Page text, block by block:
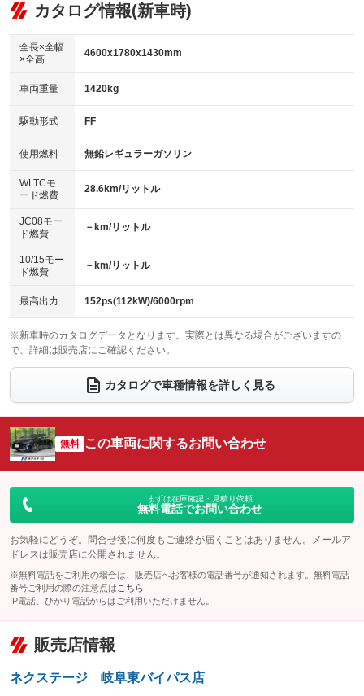
リフトアップ
：装備なし
：装備なし
パワーウィンドウ
アイドリングストップ
：装備なし
USB入力端子
：装備あり
100V電源
：装備なし
センターデフロック
：装備なし
電動格納ミラー
：装備あり
ビジュアル
：装備なし
：装備あり
革シート
キーレス
HID(キセノンライト)
：装備なし
バックカメラ
：装備あり
エアロ
：装備なし
：装備なし
パワーシート
ベンチシート
：装備なし
チップアップシート
：装備なし
：装備なし ：装備あり
ウォークスルー
：装備なし
電動リアゲート フロントカメラ
：装備あり
：装備あり ：装備あり
サイドカメラ
：装備あり ルーフレール
：装備なし
：装備なし
：装備なし
カタログ情報(新車時)
全長×全幅
×全高
4600x1780x1430mm
車両重量 1420kg
駆動形式 FF
使用燃料 無鉛レギュラーガソリン
WLTCモ
ード燃費
28.6km/リットル
JC08モー
ド燃費
－km/リットル
10/15モー
ド燃費
－km/リットル
最高出力 152ps(112kW)/6000rpm
※新車時のカタログデータとなります。実際とは異なる場合がございますの
で、詳細は販売店にご確認ください。
カタログで車種情報を詳しく見る
無料 この車両に関するお問い合わせ
まずは在庫確認・見積り依頼
無料電話でお問い合わせ
お気軽にどうぞ。問合せ後に何度もご連絡が届くことはありません。メールア
ドレスは販売店に公開されません。
※無料電話をご利用の場合は、販売店へお客様の電話番号が通知されます。無料電話
番号ご利用の際の注意点は こちら
IP電話、ひかり電話からはご利用いただけません。
販売店情報
ネクステージ 岐阜東バイパス店